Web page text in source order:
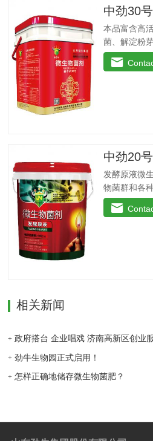
多，抗重茬
萄、香蕉、
期、膨大期
色好，果型
熟，提高商
中劲30
本品富含高
菌、解淀粉
菌。这些有
殖，能够有
分、高效吸
原料，海藻
高度饱和脂
活性因子的
善土壤酸化
中劲20
发酵原液微
物菌群和各
动分解土壤
的作用, 减少
原因造成的
相关新闻
劲牛生物园正式启用！
怎样正确地储存微生物菌肥？